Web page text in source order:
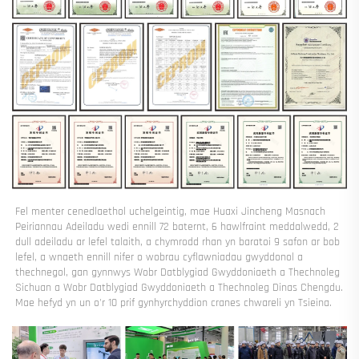
Fel menter cenedlaethol uchelgeintig, mae Huaxi Jincheng Masnach
Peiriannau Adeiladu wedi ennill 72 baternt, 6 hawlfraint meddalwedd, 2
dull adeiladu ar lefel talaith, a chymrodd rhan yn baratoi 9 safon ar bob
lefel, a wnaeth ennill nifer o wobrau cyflawniadau gwyddonol a
thechnegol, gan gynnwys Wobr Datblygiad Gwyddoniaeth a Thechnoleg
Sichuan a Wobr Datblygiad Gwyddoniaeth a Thechnoleg Dinas Chengdu.
Mae hefyd yn un o'r 10 prif gynhyrchyddion cranes chwareli yn Tsieina.